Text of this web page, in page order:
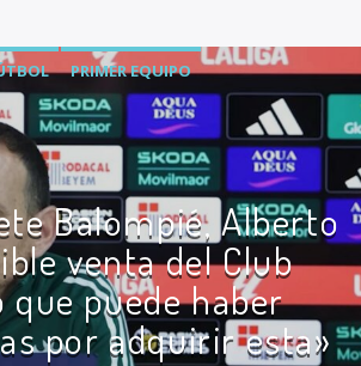
PRIMER EQUIPO
Balompié, Alberto
venta del Club
puede haber
por adquirir esta»